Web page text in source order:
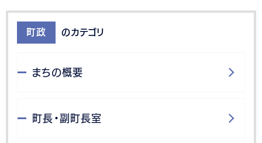
町政 のカテゴリ
まちの概要
町長・副町長室